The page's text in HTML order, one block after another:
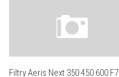
Filtry Aeris Next 350 450 600 F7